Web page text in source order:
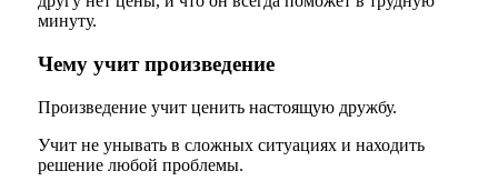
минуту.
Чему учит произведение
Произведение учит ценить настоящую дружбу.
Учит не унывать в сложных ситуациях и находить
решение любой проблемы.